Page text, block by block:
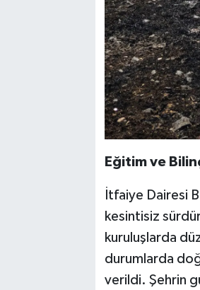
Eğitim ve
İtfaiye Dairesi
kesintisiz
kuruluşlarda
durumlarda
verildi. Şehrin